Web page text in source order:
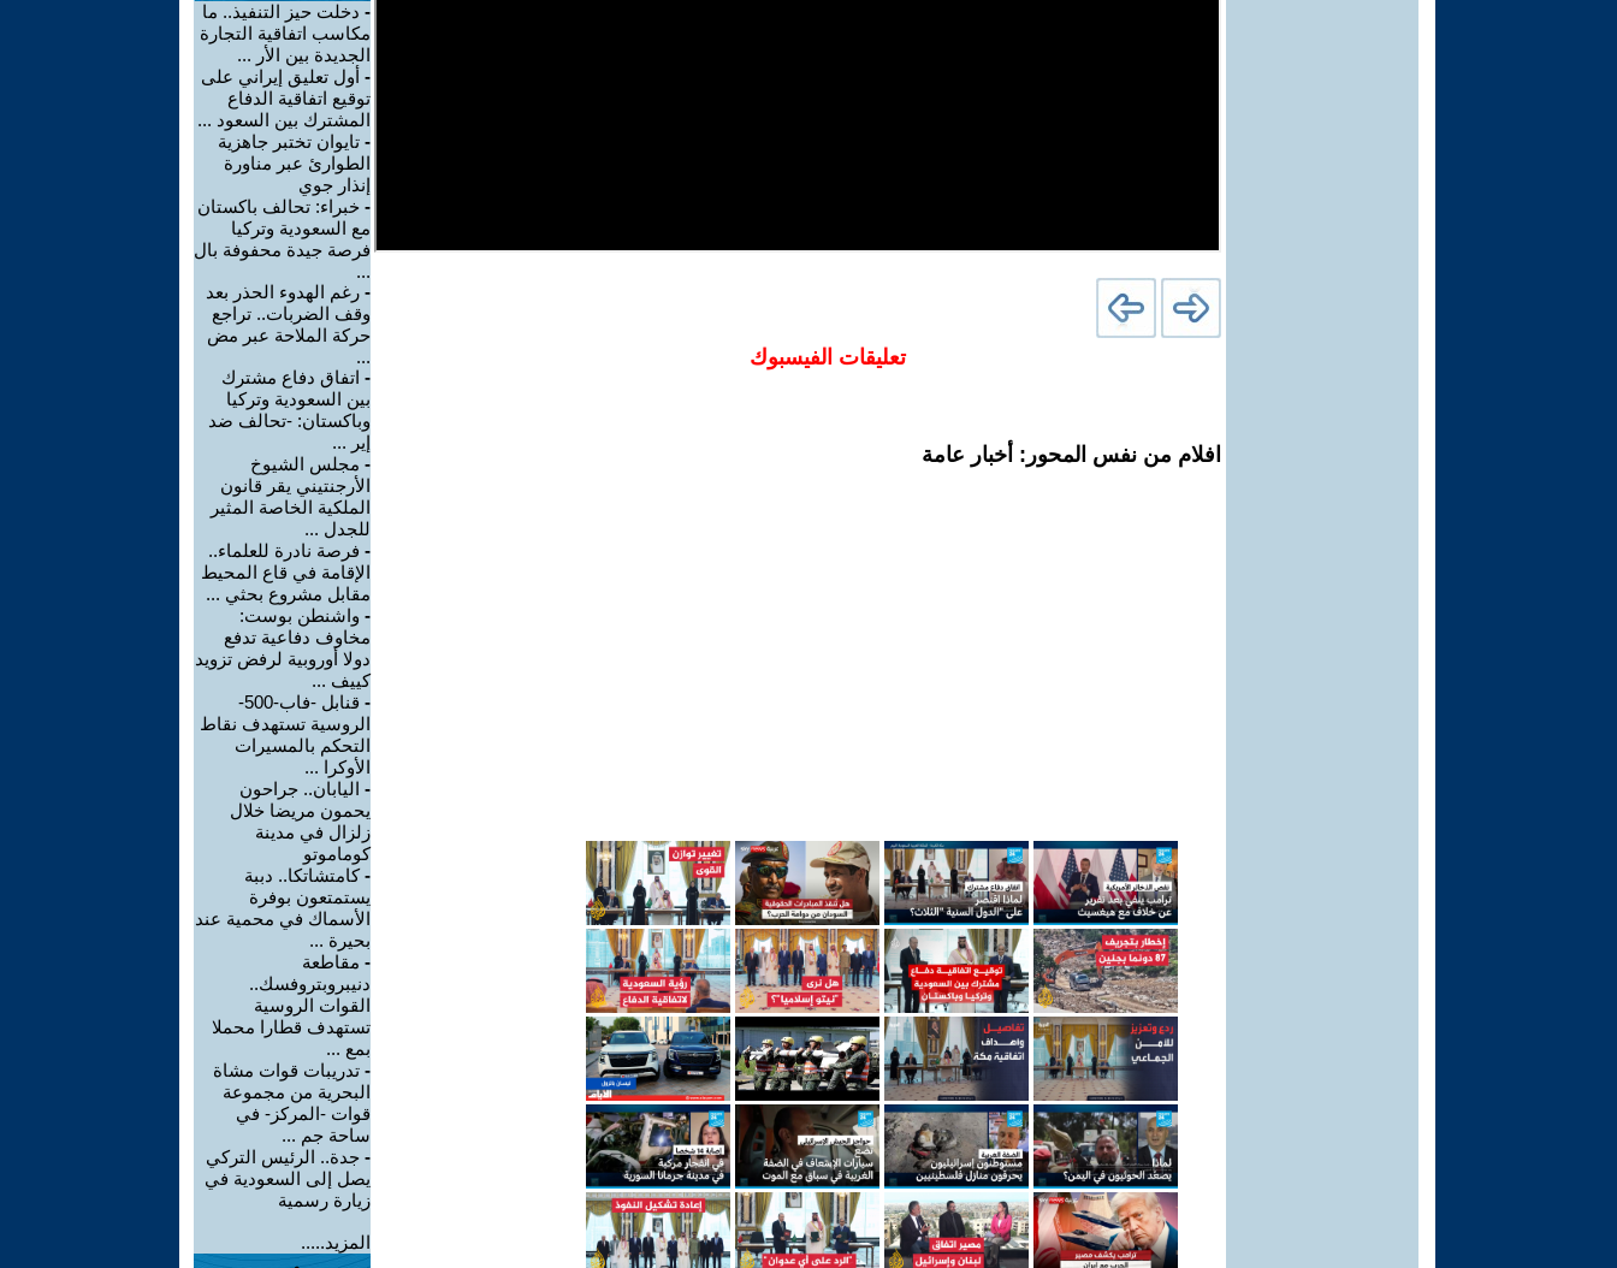
تعليقات الفيسبوك
افلام من نفس المحور: أخبار عامة
- دخلت حيز التنفيذ.. ما
مكاسب اتفاقية التجارة
الجديدة بين الأر ...
- أول تعليق إيراني على
توقيع اتفاقية الدفاع
المشترك بين السعود ...
- تايوان تختبر جاهزية
الطوارئ عبر مناورة
إنذار جوي
- خبراء: تحالف باكستان
مع السعودية وتركيا
فرصة جيدة محفوفة بال
...
- رغم الهدوء الحذر بعد
وقف الضربات.. تراجع
حركة الملاحة عبر مض
...
- اتفاق دفاع مشترك
بين السعودية وتركيا
وباكستان: -تحالف ضد
إير ...
- مجلس الشيوخ
الأرجنتيني يقر قانون
الملكية الخاصة المثير
للجدل ...
- فرصة نادرة للعلماء..
الإقامة في قاع المحيط
مقابل مشروع بحثي ...
- واشنطن بوست:
مخاوف دفاعية تدفع
دولا أوروبية لرفض تزويد
كييف ...
-
قنابل -فاب-500-
الروسية تستهدف نقاط
التحكم بالمسيرات
الأوكرا ...
- اليابان.. جراحون
يحمون مريضا خلال
زلزال في مدينة
كوماموتو
-كامتشاتكا.. دببة
يستمتعون بوفرة
الأسماك في محمية عند
بحيرة ...
- مقاطعة
دنيبروبتروفسك..
القوات الروسية
تستهدف قطارا محملا
بمع ...
- تدريبات قوات مشاة
البحرية من مجموعة
قوات -المركز- في
ساحة جم ...
- جدة.. الرئيس التركي
يصل إلى السعودية في
زيارة رسمية
المزيد.....